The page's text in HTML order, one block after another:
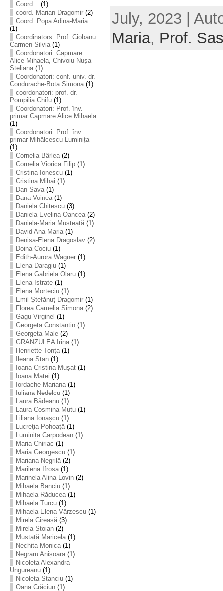
Coord. : (1)
coord. Marian Dragomir(2)
Coord. Popa Adina-Maria
(1)
Coordinators: Prof. Ciobanu
Carmen-Silvia(1)
Coordonatori: Capmare
Alice Mihaela, Chivoiu Nușa
Steliana(1)
Coordonatori: conf. univ. dr.
Condurache-Bota Simona(1)
coordonatori: prof. dr.
Pompilia Chifu(1)
Coordonatori: Prof. înv.
primar Capmare Alice Mihaela
(1)
Coordonatori: Prof. înv.
primar Mihălcescu Luminița
(1)
Cornelia Bârlea(2)
Cornelia Viorica Filip(1)
Cristina Ionescu(1)
Cristina Mihai (1)
Dan Sava(1)
Dana Voinea(1)
Daniela Chițescu(3)
Daniela Evelina Oancea(2)
Daniela-Maria Musteață(1)
David Ana Maria(1)
Denisa-Elena Dragoslav(2)
Doina Cociu(1)
Edith-Aurora Wagner(1)
Elena Daragiu(1)
Elena Gabriela Olaru(1)
Elena Istrate(1)
Elena Morteciu(1)
Emil Ștefănuț Dragomir(1)
Florea Camelia Simona(2)
Gagu Virginel (1)
Georgeta Constantin(1)
Georgeta Male(2)
GRANZULEA Irina(1)
Henriette Tonţa(1)
Ileana Stan(1)
Ioana Cristina Mușat(1)
Ioana Matei (1)
Iordache Mariana(1)
Iuliana Nedelcu(1)
Laura Bădeanu(1)
Laura-Cosmina Mutu(1)
Liliana Ionașcu(1)
Lucreţia Pohoaţă(1)
Luminița Carpodean(1)
Maria Chiriac (1)
Maria Georgescu(1)
Mariana Negrilă(2)
Marilena Ifrosa(1)
Marinela Alina Lovin(2)
Mihaela Banciu(1)
Mihaela Răducea(1)
Mihaela Turcu(1)
Mihaela-Elena Vărzescu(1)
Mirela Cireașă(3)
Mirela Stoian(2)
Mustață Maricela(1)
Nechita Monica(1)
Negraru Anișoara(1)
Nicoleta Alexandra
Ungureanu(1)
Nicoleta Stanciu(1)
Oana Crăciun(1)
July, 2023 |
Maria, Prof.